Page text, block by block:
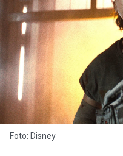
Foto: Disney